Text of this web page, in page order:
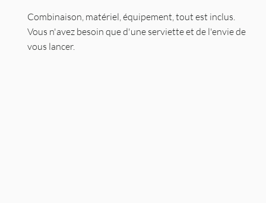
Combinaison, matériel, équipement, tout est inclus.
Vous n'avez besoin que d'une serviette et de l'envie de
vous lancer.